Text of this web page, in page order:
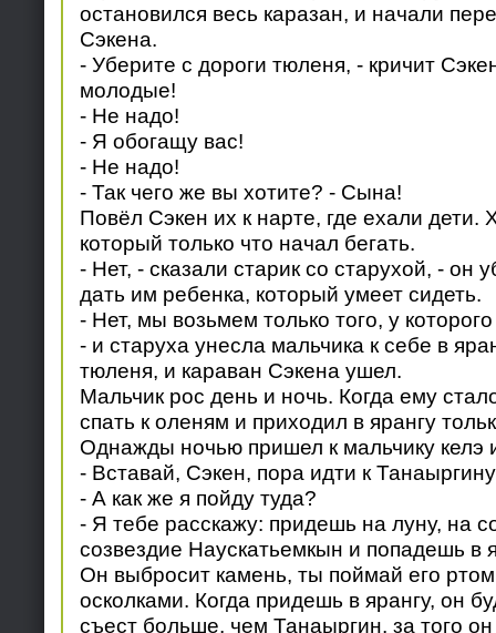
остановился весь каразан, и начали
Сэкена.
- Уберите с дороги тюленя, - кричит
молодые!
- Не надо!
- Я обогащу вас!
- Не надо!
- Так чего же вы хотите? - Сына!
Повёл Сэкен их к нарте, где ехали дети.
который только что начал бегать.
- Нет, - сказали старик со старухой, - он
дать им ребенка, который умеет сидеть.
- Нет, мы возьмем только того, у
- и старуха унесла мальчика к себе в
тюленя, и караван Сэкена ушел.
Мальчик рос день и ночь. Когда ему
спать к оленям и приходил в ярангу
Однажды ночью пришел к мальчику келэ
- Вставай, Сэкен, пора идти к
- А как же я пойду туда?
- Я тебе расскажу: придешь на луну, на
созвездие Наускатьемкын и попадешь в
Он выбросит камень, ты поймай его
осколками. Когда придешь в ярангу, он
съест больше, чем Танаыргин, за того